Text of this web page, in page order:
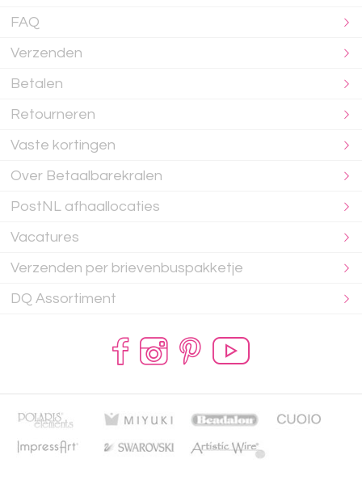
FAQ
Verzenden
Betalen
Retourneren
Vaste kortingen
Over Betaalbarekralen
PostNL afhaallocaties
Vacatures
Verzenden per brievenbuspakketje
DQ Assortiment